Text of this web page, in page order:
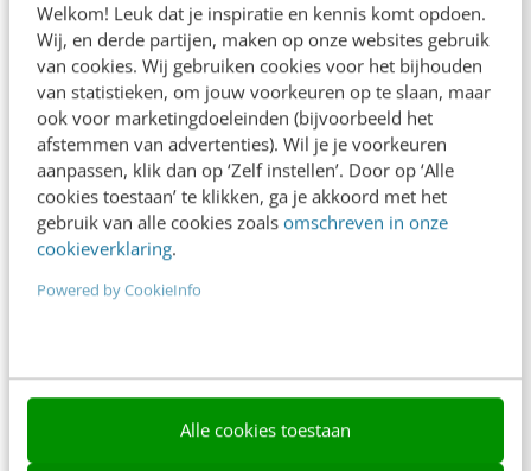
Welkom! Leuk dat je inspiratie en kennis komt opdoen.
Wij, en derde partijen, maken op onze websites gebruik
van cookies. Wij gebruiken cookies voor het bijhouden
van statistieken, om jouw voorkeuren op te slaan, maar
ook voor marketingdoeleinden (bijvoorbeeld het
afstemmen van advertenties). Wil je je voorkeuren
aanpassen, klik dan op ‘Zelf instellen’. Door op ‘Alle
cookies toestaan’ te klikken, ga je akkoord met het
gebruik van alle cookies zoals omschreven in onze
cookieverklaring.
Powered by CookieInfo
Alle cookies toestaan
Nieuwsbrieven
Over ons
Ons team
Werken bij
Whitepapers
Blog
AI & Tech